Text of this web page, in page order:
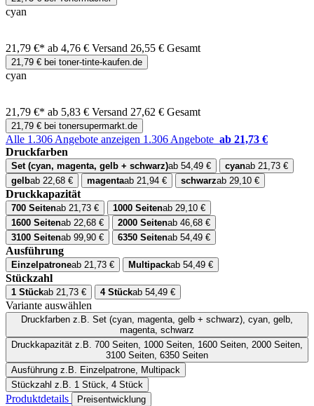
cyan
21,79 €* ab 4,76 € Versand 26,55 € Gesamt
21,79 € bei toner-tinte-kaufen.de
cyan
21,79 €* ab 5,83 € Versand 27,62 € Gesamt
21,79 € bei tonersupermarkt.de
Alle 1.306 Angebote anzeigen 1.306 Angebote ab 21,73 €
Druckfarben
Set (cyan, magenta, gelb + schwarz)ab 54,49 € cyanab 21,73 €
gelbab 22,68 € magentaab 21,94 € schwarzab 29,10 €
Druckkapazität
700 Seitenab 21,73 € 1000 Seitenab 29,10 €
1600 Seitenab 22,68 € 2000 Seitenab 46,68 €
3100 Seitenab 99,90 € 6350 Seitenab 54,49 €
Ausführung
Einzelpatroneab 21,73 € Multipackab 54,49 €
Stückzahl
1 Stückab 21,73 € 4 Stückab 54,49 €
Variante auswählen
Druckfarben
magenta, schwarz
Druckkapazität
3100 Seiten, 6350 Seiten
Ausführung z.B. Einzelpatrone, Multipack
Stückzahl z.B. 1 Stück, 4 Stück
Produktdetails Preisentwicklung